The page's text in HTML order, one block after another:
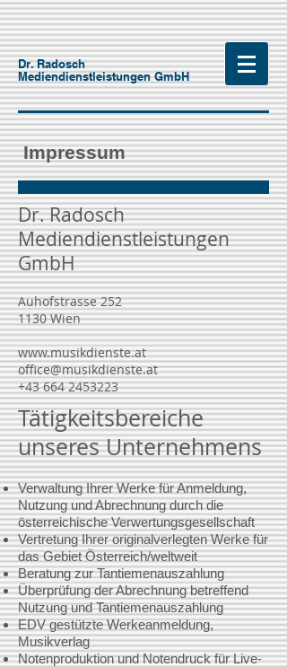
Dr. Radosch
Mediendienstleistungen GmbH
Impressum
Dr. Radosch
Mediendienstleistungen
GmbH
Auhofstrasse 252
1130 Wien
www.musikdienste.at
office@musikdienste.at
+43 664 2453223
Tätigkeitsbereiche
unseres Unternehmens
Verwaltung Ihrer Werke für Anmeldung,
Nutzung und Abrechnung durch die
österreichische Verwertungsgesellschaft
Vertretung Ihrer originalverlegten Werke für
das Gebiet Österreich/weltweit
Beratung zur Tantiemenauszahlung
Überprüfung der Abrechnung betreffend
Nutzung und Tantiemenauszahlung
EDV gestützte Werkeanmeldung,
Musikverlag
Notenproduktion und Notendruck für Live-